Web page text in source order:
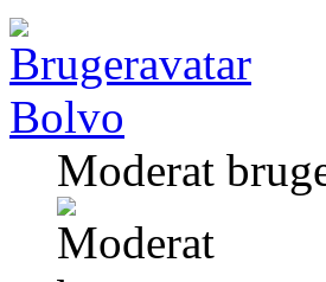
Bolvo
Moderat